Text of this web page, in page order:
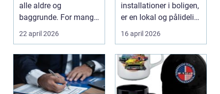
alle aldre og
baggrunde. For mange
starter det med
hyggedrik på ...
22 april 2026
installationer i boligen,
er en lokal og pålidelig
elektrik...
16 april 2026